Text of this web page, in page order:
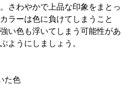
さわやかで上品な印象をまとっ
ラーは色に負けてしまうこと
い色も浮いてしまう可能性があ
ようにしましょう。
た色